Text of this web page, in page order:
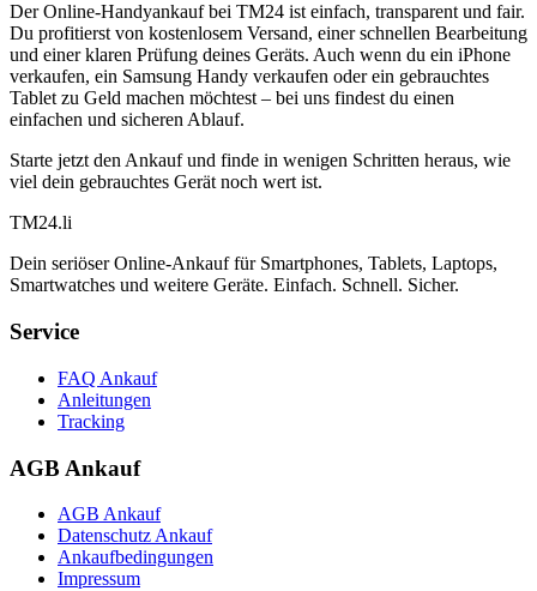
Der Online-Handyankauf bei TM24 ist einfach, transparent und fair.
Du profitierst von kostenlosem Versand, einer schnellen Bearbeitung
und einer klaren Prüfung deines Geräts. Auch wenn du ein iPhone
verkaufen, ein Samsung Handy verkaufen oder ein gebrauchtes
Tablet zu Geld machen möchtest – bei uns findest du einen
einfachen und sicheren Ablauf.
Starte jetzt den Ankauf und finde in wenigen Schritten heraus, wie
viel dein gebrauchtes Gerät noch wert ist.
TM24.li
Dein seriöser Online-Ankauf für Smartphones, Tablets, Laptops,
Smartwatches und weitere Geräte. Einfach. Schnell. Sicher.
Service
FAQ Ankauf
Anleitungen
Tracking
AGB Ankauf
AGB Ankauf
Datenschutz Ankauf
Ankaufbedingungen
Impressum